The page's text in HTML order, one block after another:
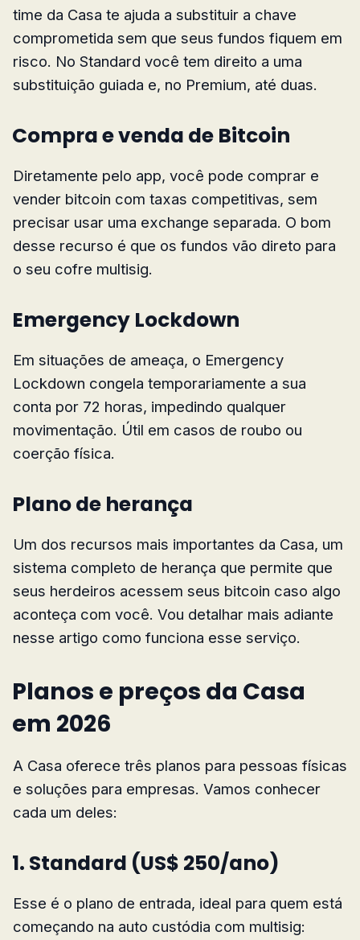
time da Casa te ajuda a substituir a chave
comprometida sem que seus fundos fiquem em
risco. No Standard você tem direito a uma
substituição guiada e, no Premium, até duas.
Compra e venda de Bitcoin
Diretamente pelo app, você pode comprar e
vender bitcoin com taxas competitivas, sem
precisar usar uma exchange separada. O bom
desse recurso é que os fundos vão direto para
o seu cofre multisig.
Emergency Lockdown
Em situações de ameaça, o Emergency
Lockdown congela temporariamente a sua
conta por 72 horas, impedindo qualquer
movimentação. Útil em casos de roubo ou
coerção física.
Plano de herança
Um dos recursos mais importantes da Casa, um
sistema completo de herança que permite que
seus herdeiros acessem seus bitcoin caso algo
aconteça com você. Vou detalhar mais adiante
nesse artigo como funciona esse serviço.
Planos e preços da Casa
em 2026
A Casa oferece três planos para pessoas físicas
e soluções para empresas. Vamos conhecer
cada um deles:
1. Standard (US$ 250/ano)
Esse é o plano de entrada, ideal para quem está
começando na auto custódia com multisig: